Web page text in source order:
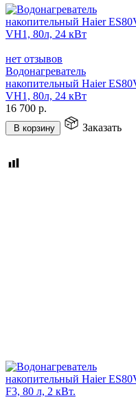
нет отзывов
Водонагреватель
накопительный Haier
VH1, 80л, 24 кВт
16 700 р.
В корзину Заказать